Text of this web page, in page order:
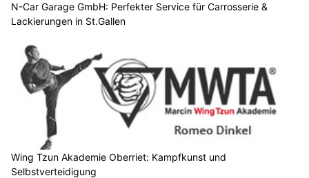
N-Car Garage GmbH: Perfekter Service für Carrosserie &
Lackierungen in St.Gallen
Wing Tzun Akademie Oberriet: Kampfkunst und
Selbstverteidigung